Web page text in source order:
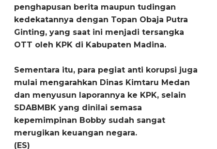
penghapusan berita maupun tudingan
kedekatannya dengan Topan Obaja Putra
Ginting, yang saat ini menjadi tersangka
OTT oleh KPK di Kabupaten Madina.
Sementara itu, para pegiat anti korupsi juga
mulai mengarahkan Dinas Kimtaru Medan
dan menyusun laporannya ke KPK, selain
SDABMBK yang dinilai semasa
kepemimpinan Bobby sudah sangat
merugikan keuangan negara.
(ES)